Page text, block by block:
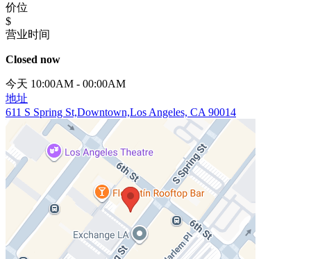
价位
$
营业时间
Closed now
今天 10:00AM - 00:00AM
地址
611 S Spring St,Downtown,Los Angeles, CA 90014